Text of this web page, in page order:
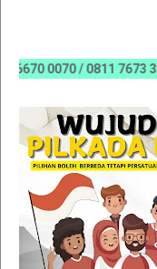
0070 / 0811 7673